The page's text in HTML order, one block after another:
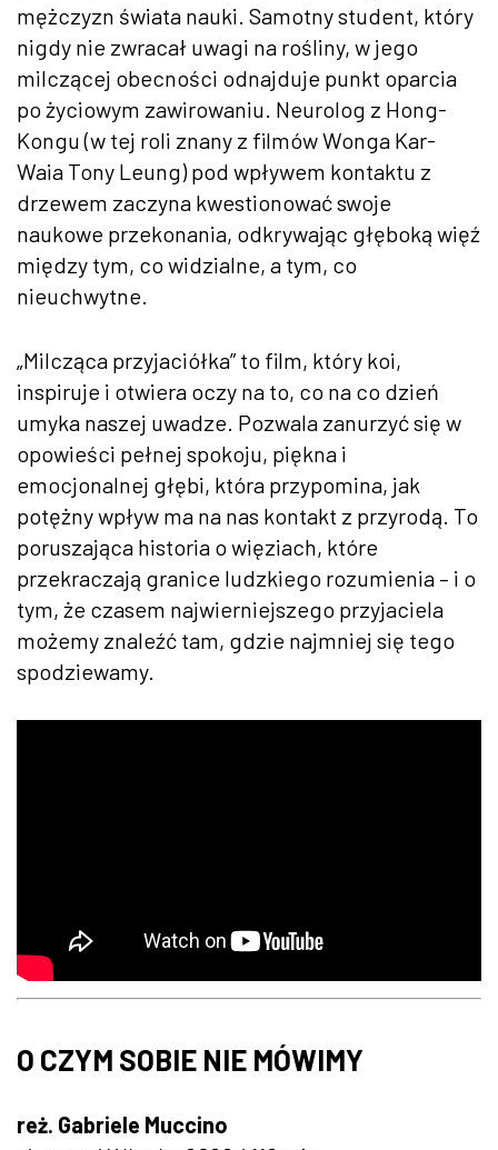
mężczyzn świata nauki. Samotny student, który
nigdy nie zwracał uwagi na rośliny, w jego
milczącej obecności odnajduje punkt oparcia
po życiowym zawirowaniu. Neurolog z Hong-
Kongu (w tej roli znany z filmów Wonga Kar-
Waia Tony Leung) pod wpływem kontaktu z
drzewem zaczyna kwestionować swoje
naukowe przekonania, odkrywając głęboką więź
między tym, co widzialne, a tym, co
nieuchwytne.
„Milcząca przyjaciółka” to film, który koi,
inspiruje i otwiera oczy na to, co na co dzień
umyka naszej uwadze. Pozwala zanurzyć się w
opowieści pełnej spokoju, piękna i
emocjonalnej głębi, która przypomina, jak
potężny wpływ ma na nas kontakt z przyrodą. To
poruszająca historia o więziach, które
przekraczają granice ludzkiego rozumienia – i o
tym, że czasem najwierniejszego przyjaciela
możemy znaleźć tam, gdzie najmniej się tego
spodziewamy.
O CZYM SOBIE NIE MÓWIMY
reż. Gabriele Muccino